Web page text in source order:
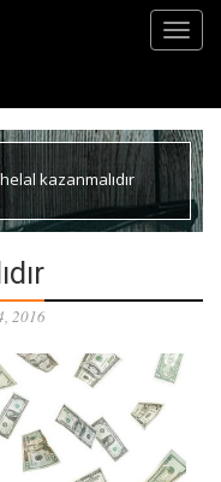
helal kazanmalıdır
2016